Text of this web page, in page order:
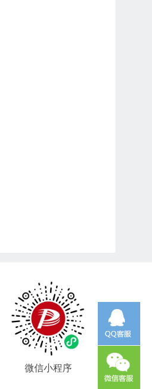
微信小程序